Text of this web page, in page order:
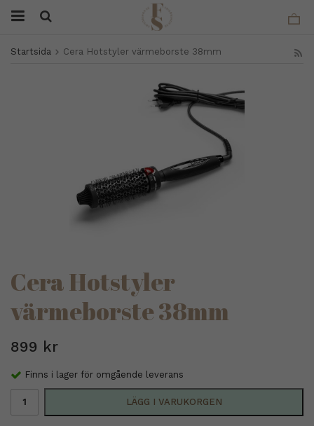
Startsida Cera Hotstyler värmeborste 38mm
Cera Hotstyler
värmeborste 38mm
899 kr
Finns i lager för omgående leverans
LÄGG I VARUKORGEN